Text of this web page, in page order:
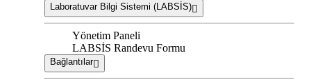
Laboratuvar Bilgi Sistemi (LABSİS)
Yönetim Paneli
LABSİS Randevu Formu
Bağlantılar